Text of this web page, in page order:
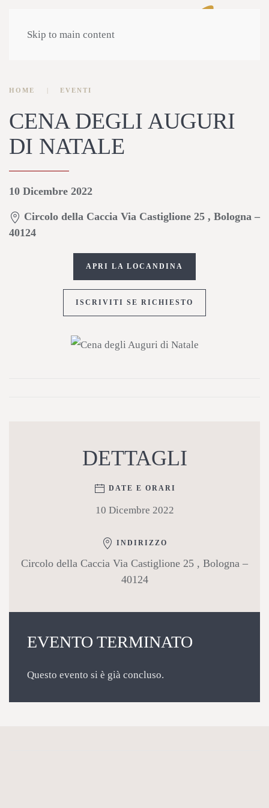
Skip to main content
HOME EVENTI
CENA DEGLI AUGURI
DI NATALE
10 Dicembre 2022
Circolo della Caccia Via Castiglione 25 , Bologna –
40124
APRI LA LOCANDINA
ISCRIVITI SE RICHIESTO
DETTAGLI
DATE E ORARI
10 Dicembre 2022
INDIRIZZO
Circolo della Caccia Via Castiglione 25 , Bologna –
40124
EVENTO TERMINATO
Questo evento si è già concluso.